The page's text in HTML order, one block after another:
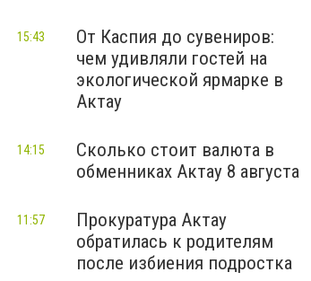
От Каспия до сувениров:
чем удивляли гостей на
экологической ярмарке в
Актау
15:43
Сколько стоит валюта в
обменниках Актау 8 августа
14:15
Прокуратура Актау
обратилась к родителям
после избиения подростка
11:57